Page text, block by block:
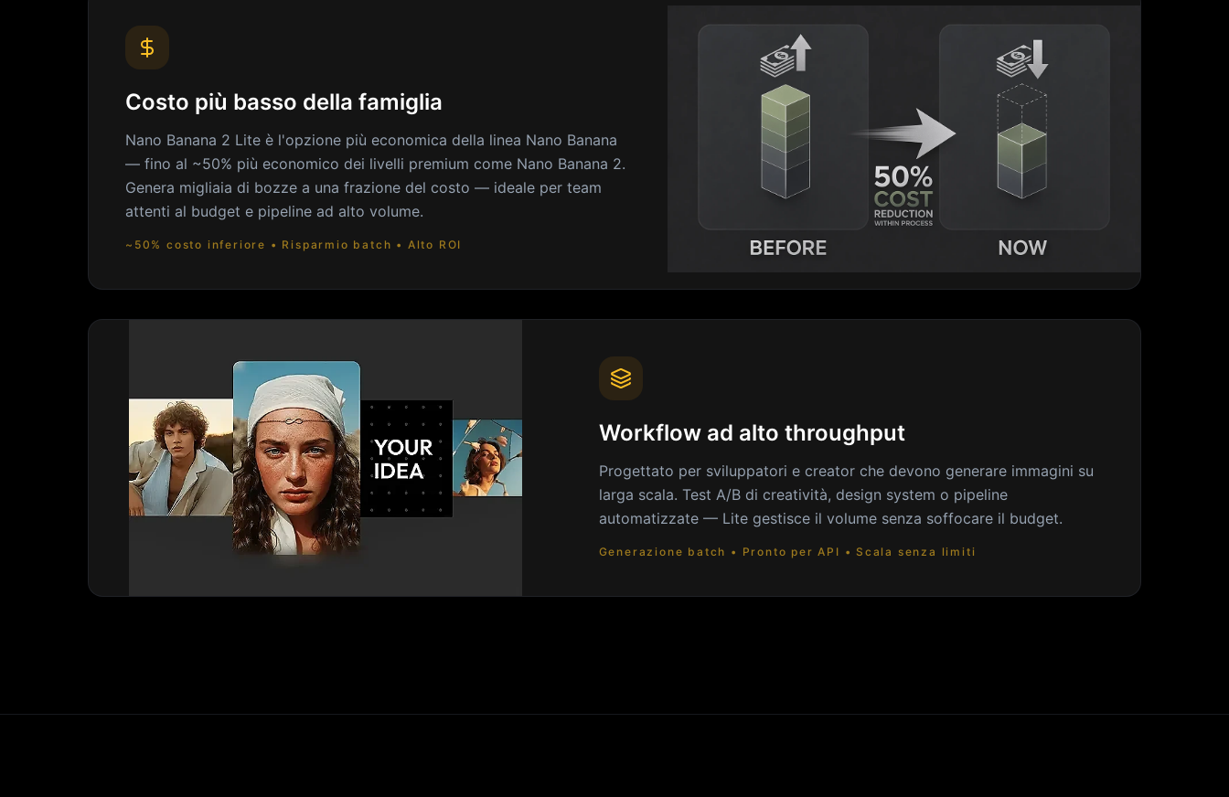
Costo più basso della famiglia
Nano Banana 2 Lite è l'opzione più economica della linea Nano Banana
— fino al ~50% più economico dei livelli premium come Nano Banana 2.
Genera migliaia di bozze a una frazione del costo — ideale per team
attenti al budget e pipeline ad alto volume.
~50% costo inferiore • Risparmio batch • Alto ROI
Workflow ad alto throughput
Progettato per sviluppatori e creator che devono generare immagini su
larga scala. Test A/B di creatività, design system o pipeline
automatizzate — Lite gestisce il volume senza soffocare il budget.
Generazione batch • Pronto per API • Scala senza limiti